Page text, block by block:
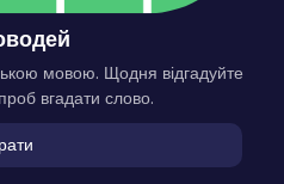
мовою. Щодня відгадуйте
вгадати слово.